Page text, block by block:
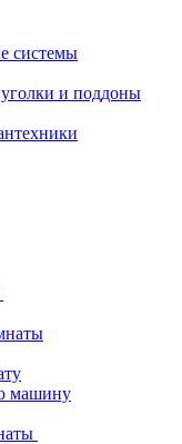
системы
и поддоны
машину